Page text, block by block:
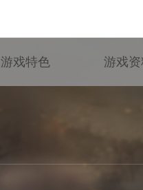
游戏特色 游戏资